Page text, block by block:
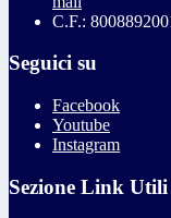
C.F.:
Seguici su
Facebook
Youtube
Instagram
Sezione Link Utili